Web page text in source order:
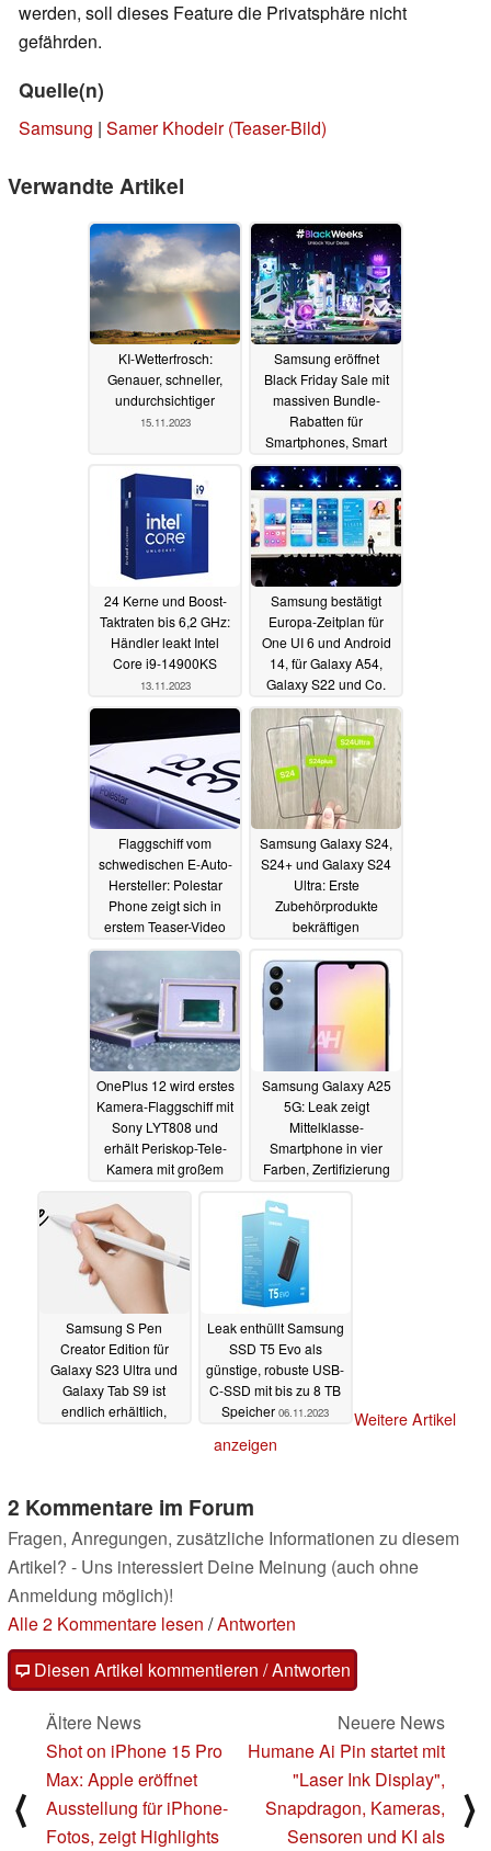
werden, soll dieses Feature die Privatsphäre nicht
gefährden.
Quelle(n)
Samsung | Samer Khodeir (Teaser-Bild)
Verwandte Artikel
KI-Wetterfrosch:
Genauer, schneller,
undurchsichtiger
15.11.2023
Samsung eröffnet
Black Friday Sale mit
massiven Bundle-
Rabatten für
Smartphones, Smart
TVs, Galaxy Watch und
Co.14.11.2023
24 Kerne und Boost-
Taktraten bis 6,2 GHz:
Händler leakt Intel
Core i9-14900KS
13.11.2023
Samsung bestätigt
Europa-Zeitplan für
One UI 6 und Android
14, für Galaxy A54,
Galaxy S22 und Co.
13.11.2023
Flaggschiff vom
schwedischen E-Auto-
Hersteller: Polestar
Phone zeigt sich in
erstem Teaser-Video
10.11.2023
Samsung Galaxy S24,
S24+ und Galaxy S24
Ultra: Erste
Zubehörprodukte
bekräftigen
Displays und dünne
Ränder
10.11.2023
OnePlus 12 wird erstes
Kamera-Flaggschiff mit
Sony LYT808 und
erhält Periskop-Tele-
Kamera mit großem
Samsung Galaxy A25
5G: Leak zeigt
Mittelklasse-
Smartphone in vier
Farben, Zertifizierung
Samsung S Pen
Creator Edition für
Galaxy S23 Ultra und
Galaxy Tab S9 ist
endlich erhältlich,
Leak enthüllt Samsung
SSD T5 Evo als
günstige, robuste USB-
C-SSD mit bis zu 8 TB
Speicher 06.11.2023
Weitere Artikel
anzeigen
2 Kommentare im Forum
Fragen, Anregungen, zusätzliche Informationen zu diesem
Artikel? - Uns interessiert Deine Meinung (auch ohne
Anmeldung möglich)!
Alle 2 Kommentare lesen /Antworten
Diesen Artikel kommentieren / Antworten
⟨
Ältere News
Shot on iPhone 15 Pro
Max: Apple eröffnet
Ausstellung für iPhone-
Fotos, zeigt Highlights
Neuere News
Humane Ai Pin startet mit
"Laser Ink Display",
Snapdragon, Kameras,
Sensoren und KI als
⟩